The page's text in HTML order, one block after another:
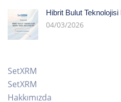
Hibrit Bulut Teknolojisi
04/03/2026
SetXRM
SetXRM
Hakkımızda